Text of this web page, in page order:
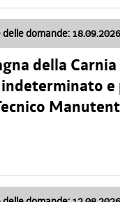
domande:
della Carnia
indeterminato